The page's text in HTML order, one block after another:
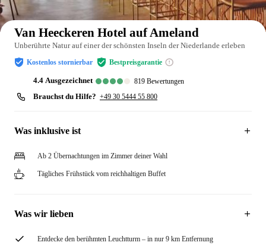
Auf der Karte anzeigen
Van Heeckeren Hotel auf Ameland
Unberührte Natur auf einer der schönsten Inseln der Niederlande erleben
Kostenlos stornierbar Bestpreisgarantie
4.4 ausgezeichnet 819 Bewertungen
Brauchst du Hilfe? +49 30 5444 55 800
Was inklusive ist
Ab 2 Übernachtungen im Zimmer deiner Wahl
Tägliches Frühstück vom reichhaltigen Buffet
Was wir lieben
Entdecke den berühmten Leuchtturm – in nur 9 km Entfernung